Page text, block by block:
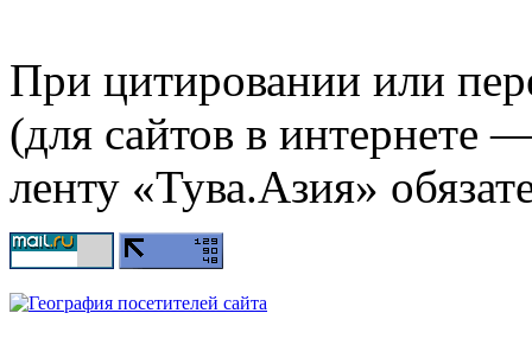
При цитировании или
(для сайтов в интернете
ленту «Тува.Азия»